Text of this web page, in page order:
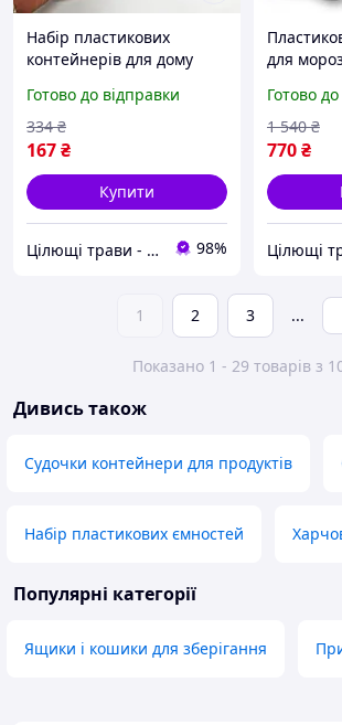
Набір пластикових
контейнерів для дому
Контейнери для
зберігання в морозильній
камері YB-93
Готово до відправки
167₴
334 ₴
Купити
Цілющі трави - товари для здоров'я та краси 98%
для
Готово
770₴
1 540 ₴
1 2 3 ...
Показано 1 - 29 товарів з
Дивись також
Судочки контейнери для продуктів
Набір пластикових ємностей
Популярні категорії
Ящики і кошики для зберігання